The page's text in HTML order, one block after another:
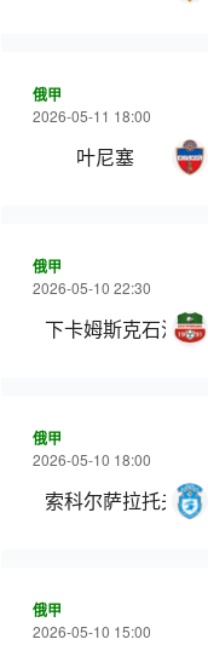
俄甲
2026-05-11 18:00
叶尼塞
俄甲
2026-05-10 22:30
下卡姆斯克石油
俄甲
2026-05-10 18:00
索科尔萨拉托夫
俄甲
2026-05-10 15:00